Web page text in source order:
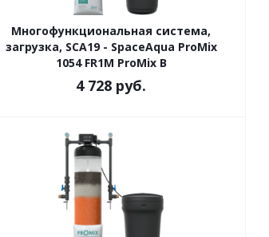
Многофункциональная система,
загрузка, SCA19 - SpaceAqua ProMix
1054 FR1M ProMix B
4 728 руб.